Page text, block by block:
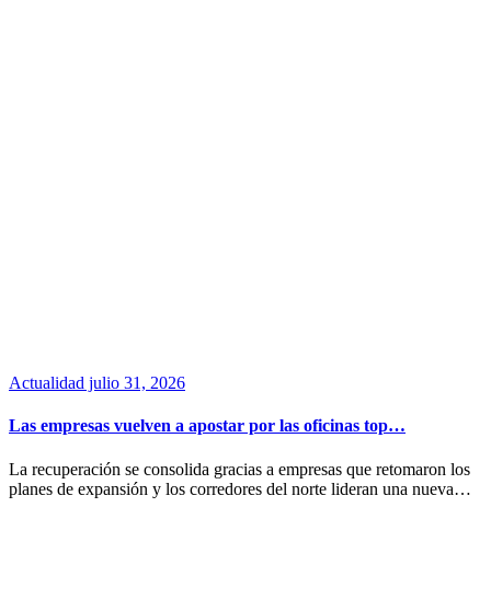
Actualidad julio 31, 2026
Las empresas vuelven a apostar por las oficinas top…
La recuperación se consolida gracias a empresas que retomaron los
planes de expansión y los corredores del norte lideran una nueva…